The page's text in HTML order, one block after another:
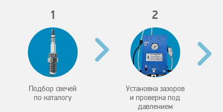
1
Подбор свечей
по каталогу
2
Установка зазоров
и проверка под
давлением